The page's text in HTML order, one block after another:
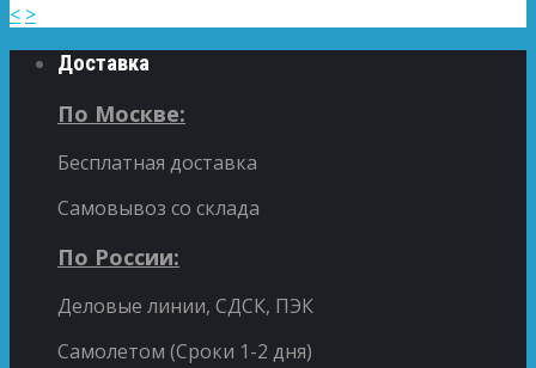
< >
Доставка
По Москве:
Бесплатная доставка
Самовывоз со склада
По России:
Деловые линии, СДСК, ПЭК
Самолетом (Сроки 1-2 дня)